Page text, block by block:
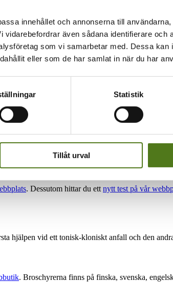
innehållet och annonserna till
även sådana identifierare och
som vi samarbetar med. Dessa kan
eller som de har samlat in när du har
Statistik
Tillåt urval
hur kan du hjälpa en person som ligger på
Vi har utvecklat det tillsammans med
för att du är med och förbättrar säkerheten i
vid epilepsianfall. Vi har utarbetat en mängd
. Dessutom hittar du ett nytt test på vår
hjälpen vid ett tonisk-kloniskt anfall och den
. Broschyrerna finns på finska, svenska,